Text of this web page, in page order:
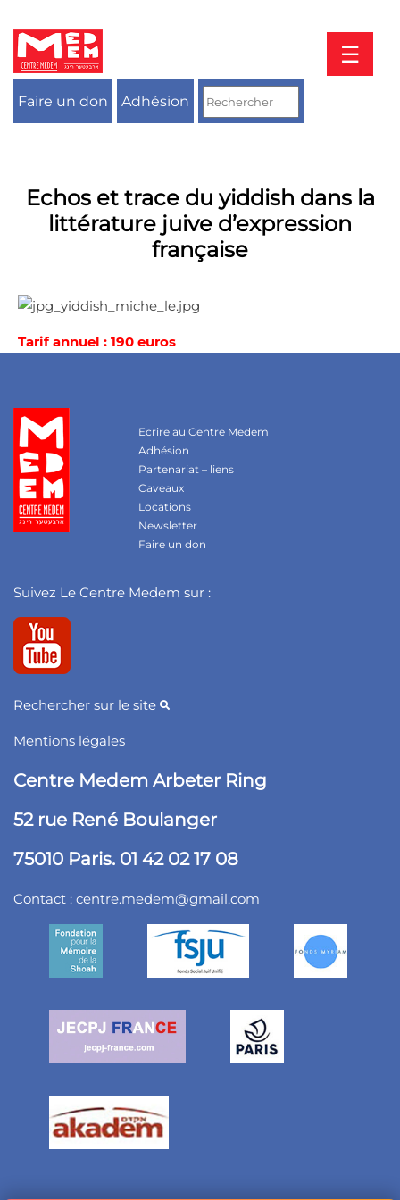
contenu
☰
Faire un don Adhésion
Echos et trace du yiddish dans la
littérature juive d’expression
française
Tarif annuel : 190 euros
Ecrire au Centre Medem
Adhésion
Partenariat – liens
Caveaux
Locations
Newsletter
Faire un don
Suivez Le Centre Medem sur :
Rechercher sur le site
Mentions légales
Centre Medem Arbeter Ring
52 rue René Boulanger
75010 Paris. 01 42 02 17 08
Contact : centre.medem@gmail.com